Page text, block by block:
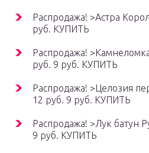
Распродажа! >Астра
руб. КУПИТЬ
Распродажа!
руб. 9 руб. КУПИТЬ
Распродажа! >Целозия
12 руб. 9 руб. КУПИТЬ
Распродажа! >Лук батун
9 руб. КУПИТЬ